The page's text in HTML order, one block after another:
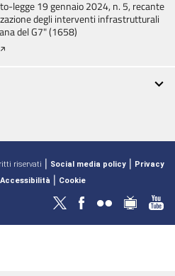
legge 19 gennaio 2024, n. 5, recante
degli interventi infrastrutturali
del G7" (1658)
riservati | Social media policy | Privacy
Accessibilità | Cookie